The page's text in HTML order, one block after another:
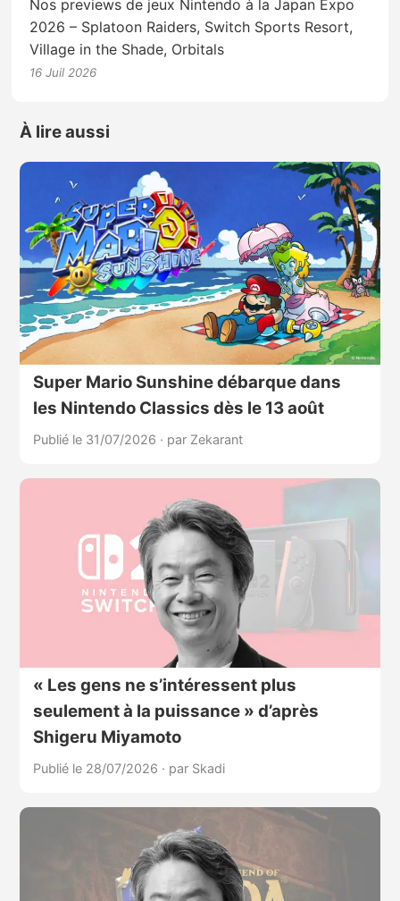
Nos previews de jeux Nintendo à la Japan Expo
2026 – Splatoon Raiders, Switch Sports Resort,
Village in the Shade, Orbitals
16 Juil 2026
À lire aussi
Super Mario Sunshine débarque dans
les Nintendo Classics dès le 13 août
Publié le 31/07/2026 · par Zekarant
« Les gens ne s’intéressent plus
seulement à la puissance » d’après
Shigeru Miyamoto
Publié le 28/07/2026 · par Skadi